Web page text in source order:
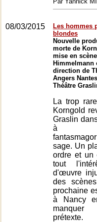
08/03/2015
Les hommes
blondes
Nouvelle
morte de
mise en
Himmelmann
direction de
Angers
Théâtre
La trop
Korngold
Graslin
à
sage. Un
ordre et un
tout
d'œuvre
des
prochaine
à Nancy
prétexte.